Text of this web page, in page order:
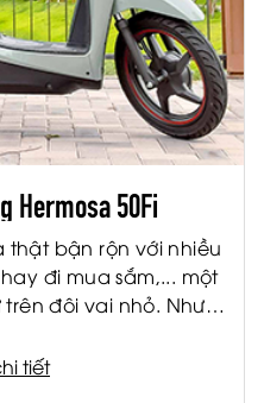
Hermosa 50Fi
bận rộn với nhiều
đi mua sắm,... một
đôi vai nhỏ. Nhưng
và còn… mượt mà,
tiết